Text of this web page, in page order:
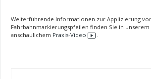
Weiterführende Informationen zur Applizierung
Fahrbahnmarkierungspfeilen finden Sie in unserem
anschaulichem Praxis-Video .